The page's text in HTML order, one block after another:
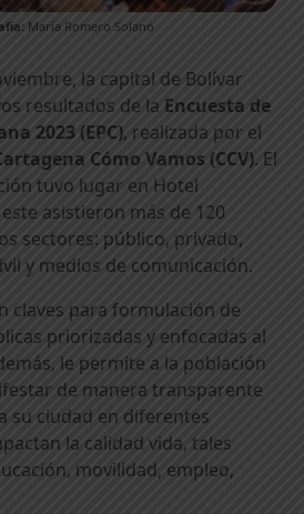
María Romero Solano
la capital de Bolívar
resultados de la Encuesta de
2023 (EPC), realizada por el
Cómo Vamos (CCV). El
tuvo lugar en Hotel
asistieron más de 120
sectores: público, privado,
y medios de comunicación.
claves para formulación de
priorizadas y enfocadas al
le permite a la población
de manera transparente
su ciudad en diferentes
la calidad vida, tales
movilidad, empleo,